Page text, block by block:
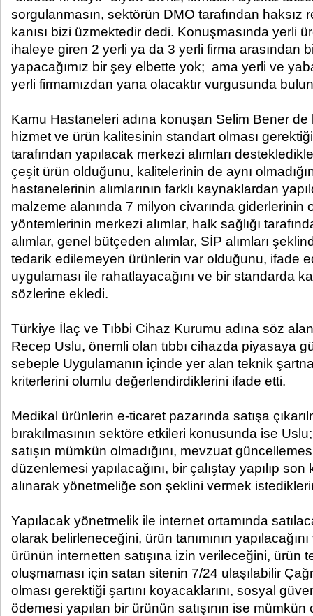
sorgulanmasın, sektörün DMO tarafından haksız
kanısı bizi üzmektedir dedi. Konuşmasında yerli
ihaleye giren 2 yerli ya da 3 yerli firma arasından
yapacağımız bir şey elbette yok; ama yerli ve
yerli firmamızdan yana olacaktır vurgusunda
Kamu Hastaneleri adına konuşan Selim Bener
hizmet ve ürün kalitesinin standart olması
tarafından yapılacak merkezi alımları
çeşit ürün olduğunu, kalitelerinin de aynı
hastanelerinin alımlarının farklı kaynaklardan
malzeme alanında 7 milyon civarında giderlerinin
yöntemlerinin merkezi alımlar, halk sağlığı
alımlar, genel bütçeden alımlar, SİP alımları
tedarik edilemeyen ürünlerin var olduğunu, ifade
uygulaması ile rahatlayacağını ve bir standarda
sözlerine ekledi.
Türkiye İlaç ve Tıbbi Cihaz Kurumu adına söz alan
Recep Uslu, önemli olan tıbbı cihazda piyasaya
sebeple Uygulamanın içinde yer alan teknik
kriterlerini olumlu değerlendirdiklerini ifade etti.
Medikal ürünlerin e-ticaret pazarında satışa
bırakılmasının sektöre etkileri konusunda ise
satışın mümkün olmadığını, mevzuat
düzenlemesi yapılacağını, bir çalıştay yapılıp
alınarak yönetmeliğe son şeklini vermek
Yapılacak yönetmelik ile internet ortamında
olarak belirleneceğini, ürün tanımının
ürünün internetten satışına izin verileceğini, ürün
oluşmaması için satan sitenin 7/24 ulaşılabilir
olması gerektiği şartını koyacaklarını, sosyal
ödemesi yapılan bir ürünün satışının ise mümkün